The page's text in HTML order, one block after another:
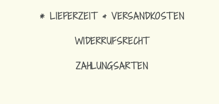
* LIEFERZEIT & VERSANDKOSTEN
WIDERRUFSRECHT
ZAHLUNGSARTEN